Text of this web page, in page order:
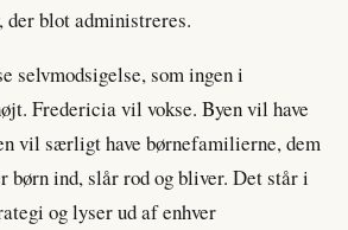
der blot administreres.
selvmodsigelse, som ingen i
Fredericia vil vokse. Byen vil have
vil særligt have børnefamilierne, dem
børn ind, slår rod og bliver. Det står i
og lyser ud af enhver